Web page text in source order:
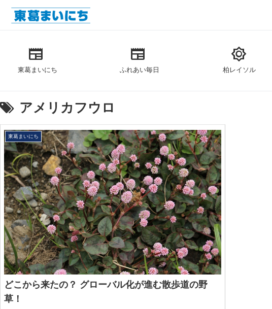
newspaper
東葛まいにち
newspaper
ふれあい毎日
brightness_5
柏レイソル
アメリカフウロ
東葛まいにち
どこから来たの？ グローバル化が進む散歩道の野
草！